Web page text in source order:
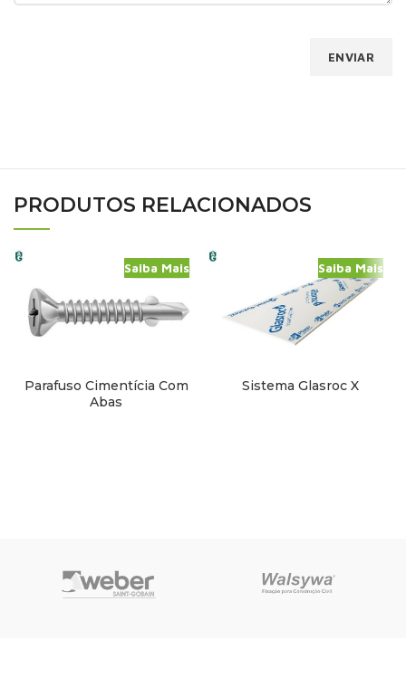
PRODUTOS RELACIONADOS
Parafuso Cimentícia Com
Abas
Saiba Mais
Sistema Glasroc X
Saiba Mais